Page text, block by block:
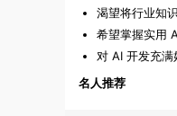
渴望将行业知
希望掌握实用
对 AI 开发充满
名人推荐